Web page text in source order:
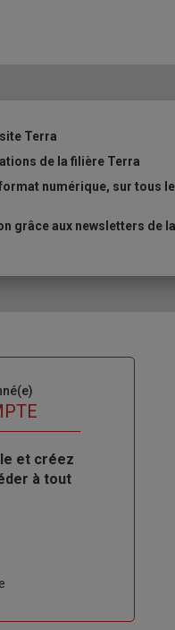
Terra
de la filière Terra
numérique, sur tous
grâce aux newsletters de
et créez
à tout